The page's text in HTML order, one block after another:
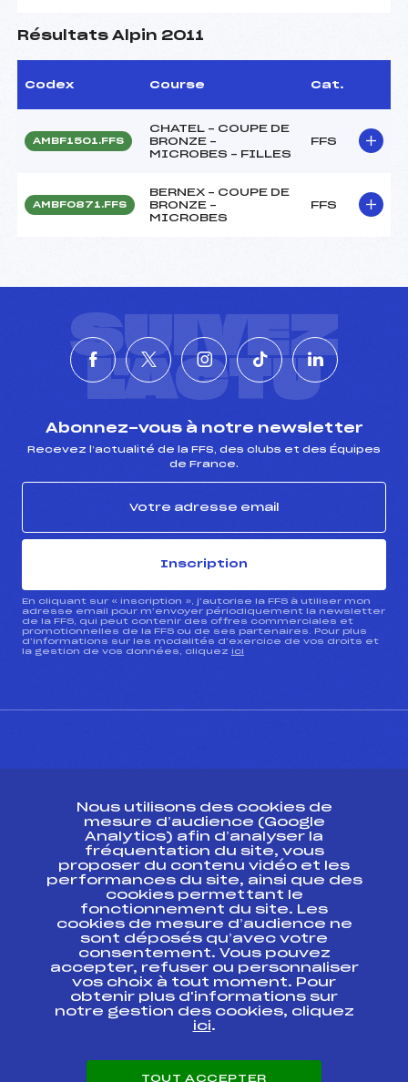
Résultats Alpin 2011
Codex Course Cat.
AMBF1501.FFS
CHATEL – COUPE DE
BRONZE –
MICROBES – FILLES
FFS
AMBF0871.FFS
BERNEX – COUPE DE
BRONZE –
MICROBES
FFS
SUIVEZ
L'ACTU
Abonnez-vous à notre newsletter
Recevez l’actualité de la FFS, des clubs et des Équipes
de France.
Inscription
En cliquant sur « inscription », j’autorise la FFS à utiliser mon
adresse email pour m’envoyer périodiquement la newsletter
de la FFS, qui peut contenir des offres commerciales et
promotionnelles de la FFS ou de ses partenaires. Pour plus
d’informations sur les modalités d’exercice de vos droits et
la gestion de vos données, cliquez ici
ESPACE PRESSE
Ressources
Pass’Neige
Projet sportif fédéral
Projet de performance fédéral
Antidopage
Pôle Développement, Formation, Suivi
Scientifique
Listes ministérielles
Pôle vie de l’athlète
Nous utilisons des cookies de
mesure d’audience (Google
Analytics) afin d’analyser la
fréquentation du site, vous
proposer du contenu vidéo et les
performances du site, ainsi que des
cookies permettant le
fonctionnement du site. Les
cookies de mesure d’audience ne
sont déposés qu’avec votre
consentement. Vous pouvez
accepter, refuser ou personnaliser
vos choix à tout moment. Pour
obtenir plus d'informations sur
notre gestion des cookies, cliquez
ici.
TOUT ACCEPTER